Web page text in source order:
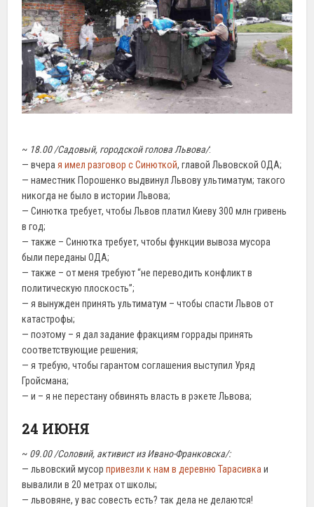
~ 18.00 /Садовый, городской голова Львова/:
— вчерая имел разговор с Синюткой, главой Львовской ОДА;
— наместник Порошенко выдвинул Львову ультиматум; такого
никогда не было в истории Львова;
— Синютка требует, чтобы Львов платил Киеву 300 млн гривень
в год;
— также – Синютка требует, чтобы функции вывоза мусора
были переданы ОДА;
— также – от меня требуют “не переводить конфликт в
политическую плоскость”;
— я вынужден принять ультиматум – чтобы спасти Львов от
катастрофы;
— поэтому – я дал задание фракциям горрады принять
соответствующие решения;
— я требую, чтобы гарантом соглашения выступил Уряд
Гройсмана;
— и – я не перестану обвинять власть в рэкете Львова;
24 ИЮНЯ
~ 09.00 /Соловий, активист из Ивано-Франковска/:
— львовский мусорпривезли к нам в деревню Тарасивкаи
вывалили в 20 метрах от школы;
— львовяне, у вас совесть есть? так дела не делаются!